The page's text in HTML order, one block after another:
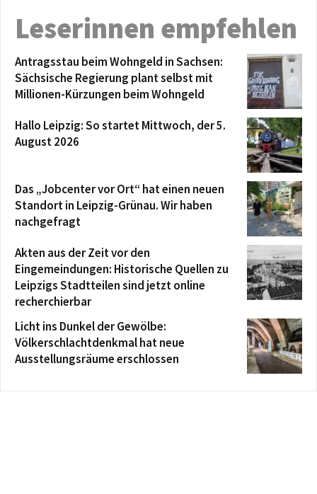
Leserinnen empfehlen
Antragsstau beim Wohngeld in Sachsen:
Sächsische Regierung plant selbst mit
Millionen-Kürzungen beim Wohngeld
Hallo Leipzig: So startet Mittwoch, der 5.
August 2026
Das „Jobcenter vor Ort“ hat einen neuen
Standort in Leipzig-Grünau. Wir haben
nachgefragt
Akten aus der Zeit vor den
Eingemeindungen: Historische Quellen zu
Leipzigs Stadtteilen sind jetzt online
recherchierbar
Licht ins Dunkel der Gewölbe:
Völkerschlachtdenkmal hat neue
Ausstellungsräume erschlossen